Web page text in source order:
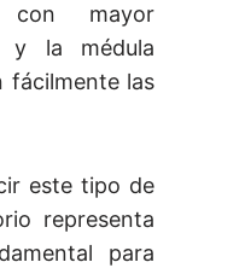
con mayor
y la médula
fácilmente las
este tipo de
representa
para